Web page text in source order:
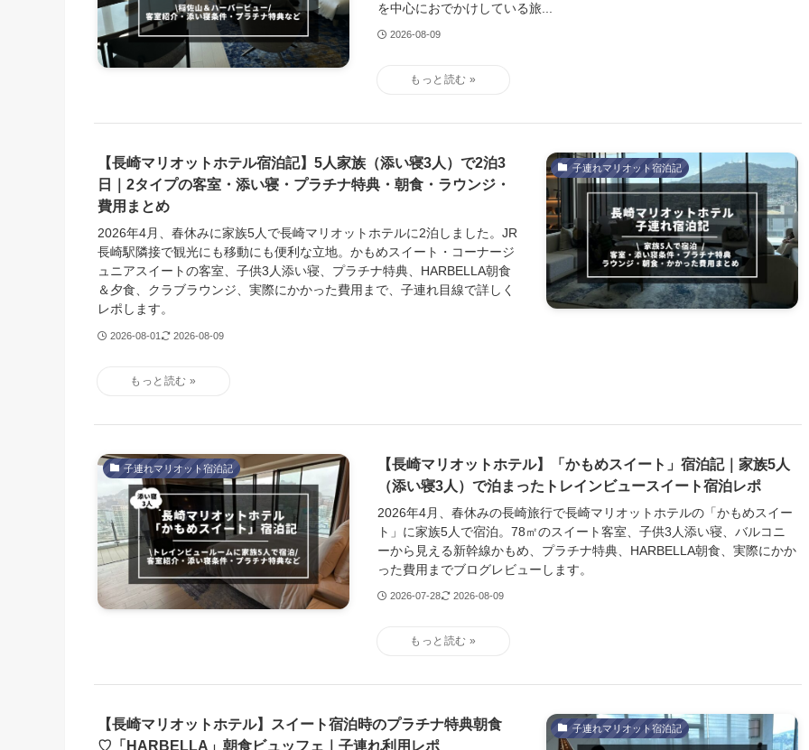
を中心におでかけしている旅...
2026-08-09
子連れマリオット宿泊記
【長崎マリオットホテル宿泊記】5人家族（添い寝3人）で2泊3
日｜2タイプの客室・添い寝・プラチナ特典・朝食・ラウンジ・
費用まとめ
2026年4月、春休みに家族5人で長崎マリオットホテルに2泊しました。JR
長崎駅隣接で観光にも移動にも便利な立地。かもめスイート・コーナージ
ュニアスイートの客室、子供3人添い寝、プラチナ特典、HARBELLA朝食
＆夕食、クラブラウンジ、実際にかかった費用まで、子連れ目線で詳しく
レポします。
2026-08-01 2026-08-09
子連れマリオット宿泊記
【長崎マリオットホテル】「かもめスイート」宿泊記｜家族5人
（添い寝3人）で泊まったトレインビュースイート宿泊レポ
2026年4月、春休みの長崎旅行で長崎マリオットホテルの「かもめスイー
ト」に家族5人で宿泊。78㎡のスイート客室、子供3人添い寝、バルコニ
ーから見える新幹線かもめ、プラチナ特典、HARBELLA朝食、実際にかか
った費用までブログレビューします。
2026-07-28 2026-08-09
子連れマリオット宿泊記
【長崎マリオットホテル】スイート宿泊時のプラチナ特典朝食
♡「HARBELLA」朝食ビュッフェ｜子連れ利用レポ